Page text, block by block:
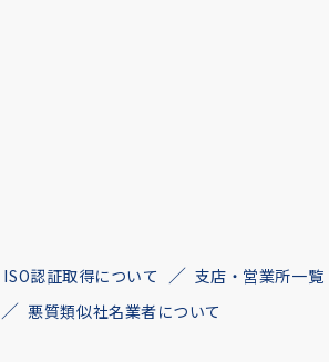
ISO認証取得について 支店・営業所一覧
悪質類似社名業者について